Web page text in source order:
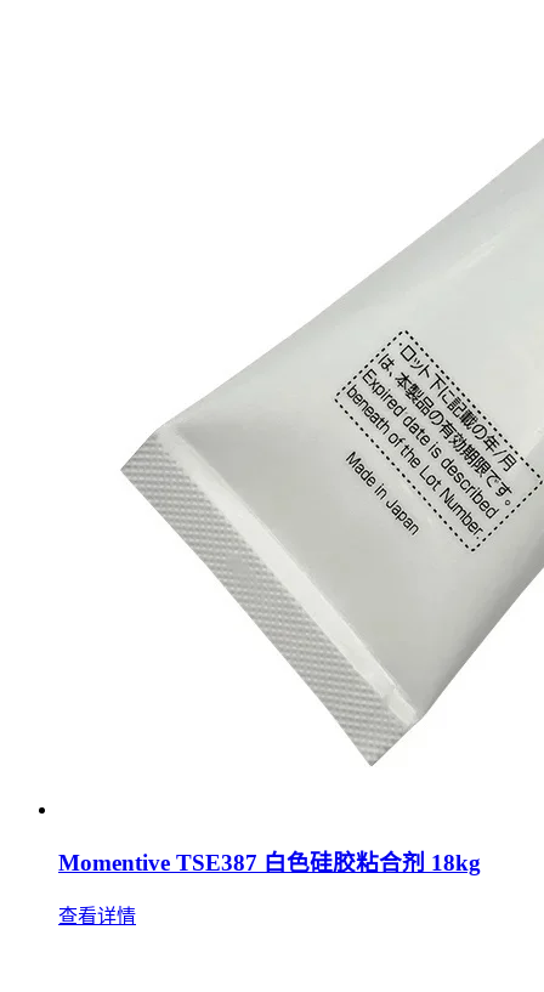
Momentive TSE387 白色硅胶粘合剂 18kg
查看详情